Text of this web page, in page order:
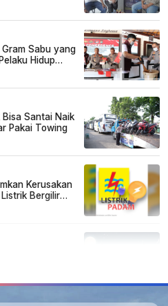
Gram Sabu yang
Hidup
Santai Naik
Pakai Towing
Kerusakan
Bergilir